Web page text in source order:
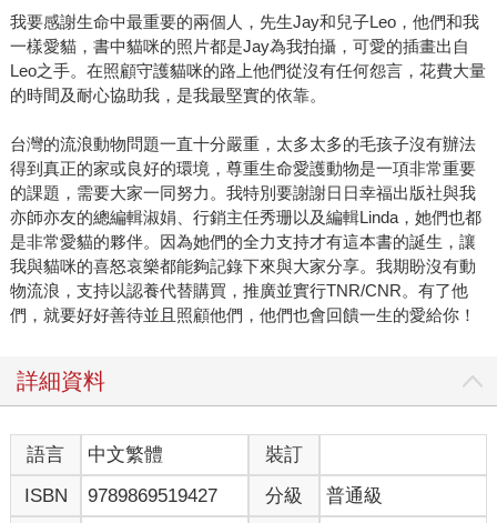
我要感謝生命中最重要的兩個人，先生Jay和兒子Leo，他們和我
一樣愛貓，書中貓咪的照片都是Jay為我拍攝，可愛的插畫出自
Leo之手。在照顧守護貓咪的路上他們從沒有任何怨言，花費大量
的時間及耐心協助我，是我最堅實的依靠。
台灣的流浪動物問題一直十分嚴重，太多太多的毛孩子沒有辦法
得到真正的家或良好的環境，尊重生命愛護動物是一項非常重要
的課題，需要大家一同努力。我特別要謝謝日日幸福出版社與我
亦師亦友的總編輯淑娟、行銷主任秀珊以及編輯Linda，她們也都
是非常愛貓的夥伴。因為她們的全力支持才有這本書的誕生，讓
我與貓咪的喜怒哀樂都能夠記錄下來與大家分享。我期盼沒有動
物流浪，支持以認養代替購買，推廣並實行TNR/CNR。有了他
們，就要好好善待並且照顧他們，他們也會回饋一生的愛給你！
詳細資料
語言 中文繁體
裝訂
ISBN
9789869519427 分級 普通級